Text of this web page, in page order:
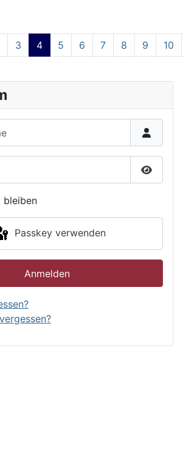
Seite 4 von 22
3 4 5 6 7 8 9 10
bleiben
Passkey verwenden
Anmelden